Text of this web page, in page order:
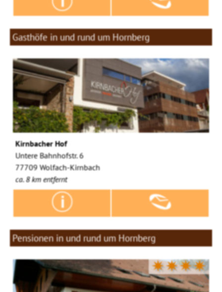
Gasthöfe in und rund um Hornberg
Kirnbacher Hof
Untere Bahnhofstr. 6
77709 Wolfach-Kirnbach
ca. 8 km entfernt
Pensionen in und rund um Hornberg
✷✷✷✷